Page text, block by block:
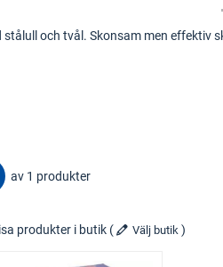
stålull och tvål. Skonsam men
av 1 produkter
produkter i butik ( Välj butik )